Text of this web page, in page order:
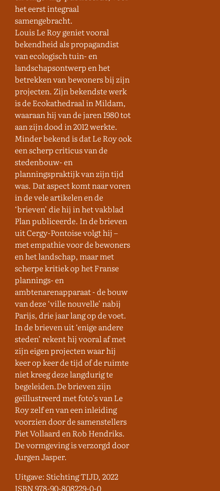
het eerst integraal
samengebracht.
Louis Le Roy geniet vooral
bekendheid als propagandist
van ecologisch tuin- en
landschapsontwerp en het
betrekken van bewoners bij zijn
projecten. Zijn bekendste werk
is de Ecokathedraal in Mildam,
waaraan hij van de jaren 1980 tot
aan zijn dood in 2012 werkte.
Minder bekend is dat Le Roy ook
een scherp criticus van de
stedenbouw- en
planningspraktijk van zijn tijd
was. Dat aspect komt naar voren
in de vele artikelen en de
‘brieven’ die hij in het vakblad
Plan publiceerde. In de brieven
uit Cergy-Pontoise volgt hij –
met empathie voor de bewoners
en het landschap, maar met
scherpe kritiek op het Franse
plannings- en
ambtenarenapparaat - de bouw
van deze ‘ville nouvelle’ nabij
Parijs, drie jaar lang op de voet.
In de brieven uit ‘enige andere
steden’ rekent hij vooral af met
zijn eigen projecten waar hij
keer op keer de tijd of de ruimte
niet kreeg deze langdurig te
begeleiden.De brieven zijn
geïllustreerd met foto’s van Le
Roy zelf en van een inleiding
voorzien door de samenstellers
Piet Vollaard en Rob Hendriks.
De vormgeving is verzorgd door
Jurgen Jasper.
Uitgave: Stichting TIJD, 2022
ISBN 978-90-808229-0-0